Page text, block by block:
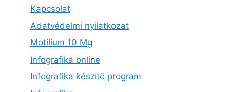
Kapcsolat
Adatvédelmi nyilatkozat
Motilium 10 Mg
Infografika online
Infografika készítő program